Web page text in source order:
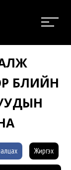
БҮЛИЙН
Жиргэх